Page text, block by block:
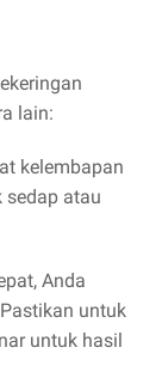
lain:
kelembapan
atau
Anda
untuk
untuk hasil